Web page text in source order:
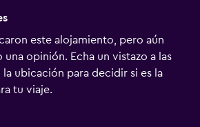
este alojamiento, pero aún
opinión. Echa un vistazo a las
ubicación para decidir si es la
tu viaje.